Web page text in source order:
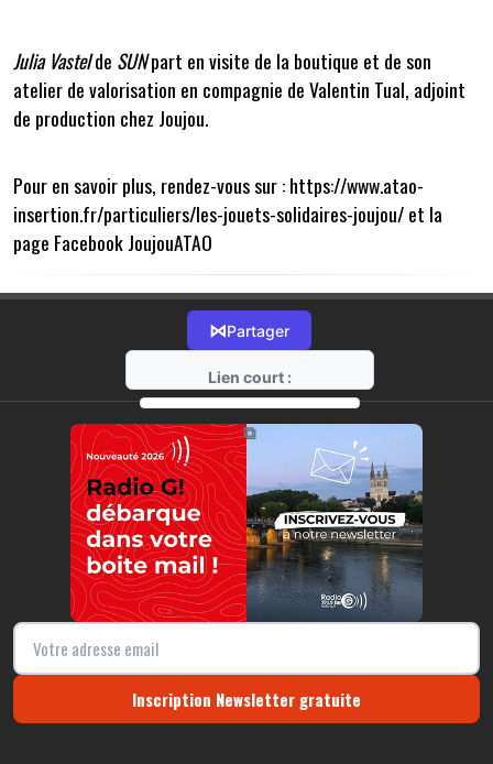
Julia Vastelde SUNpart en visite de la boutique et de son
atelier de valorisation en compagnie de Valentin Tual, adjoint
de production chez Joujou.
Pour en savoir plus, rendez-vous sur :https://www.atao-
insertion.fr/particuliers/les-jouets-solidaires-joujou/et la
page FacebookJoujouATAO
⋈Partager
Lien court :
https://radio-g.fr?15896
⧉
Inscription Newsletter gratuite